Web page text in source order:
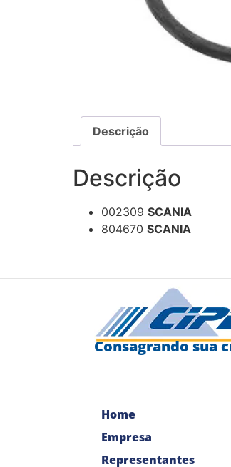
Descrição
Descrição
002309 SCANIA
804670 SCANIA
Consagrando sua
Home
Empresa
Representantes